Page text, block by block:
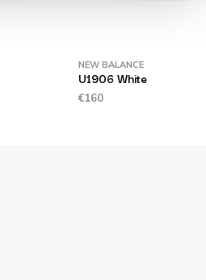
NEW BALANCE
U1906 White
€160